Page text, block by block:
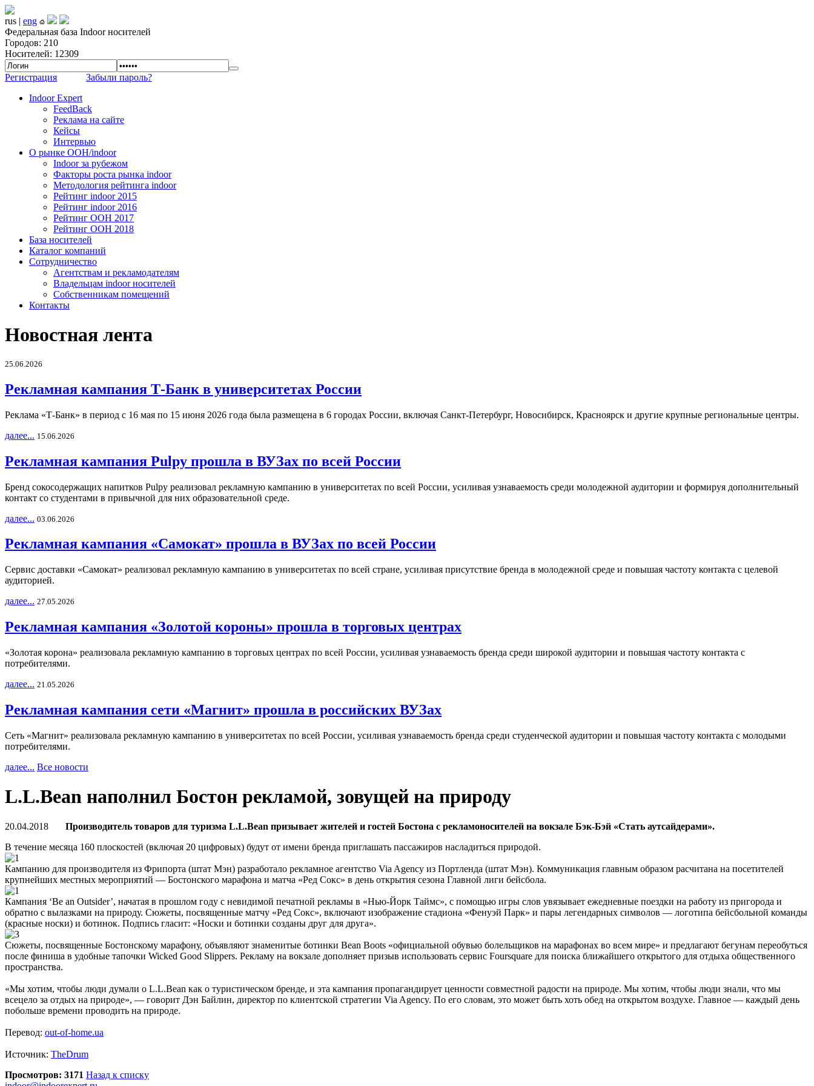
rus | eng
Федеральная база Indoor носителей
Городов: 210
Носителей: 12309
Регистрация
Забыли пароль?
Indoor Expert
FeedBack
Реклама на сайте
Кейсы
Интервью
О рынке OOH/indoor
Indoor за рубежом
Факторы роста рынка indoor
Методология рейтинга indoor
Рейтинг indoor 2015
Рейтинг indoor 2016
Рейтинг OOH 2017
Рейтинг OOH 2018
База носителей
Каталог компаний
Сотрудничество
Агентствам и рекламодателям
Владельцам indoor носителей
Собственникам помещений
Контакты
Новостная лента
25.06.2026
Рекламная кампания Т-Банк в университетах России
Реклама «Т-Банк» в период с 16 мая по 15 июня 2026 года была размещена в 6 городах России, включая Санкт-Петербург, Новосибирск, Красноярск и другие крупные региональные центры.
далее... 15.06.2026
Рекламная кампания Pulpy прошла в ВУЗах по всей России
Бренд сокосодержащих напитков Pulpy реализовал рекламную кампанию в университетах по всей России, усиливая узнаваемость среди молодежной аудитории и формируя дополнительный
контакт со студентами в привычной для них образовательной среде.
далее... 03.06.2026
Рекламная кампания «Самокат» прошла в ВУЗах по всей России
Сервис доставки «Самокат» реализовал рекламную кампанию в университетах по всей стране, усиливая присутствие бренда в молодежной среде и повышая частоту контакта с целевой
аудиторией.
далее... 27.05.2026
Рекламная кампания «Золотой короны» прошла в торговых центрах
«Золотая корона» реализовала рекламную кампанию в торговых центрах по всей России, усиливая узнаваемость бренда среди широкой аудитории и повышая частоту контакта с
потребителями.
далее... 21.05.2026
Рекламная кампания сети «Магнит» прошла в российских ВУЗах
Сеть «Магнит» реализовала рекламную кампанию в университетах по всей России, усиливая узнаваемость бренда среди студенческой аудитории и повышая частоту контакта с молодыми
потребителями.
далее... Все новости
L.L.Bean наполнил Бостон рекламой, зовущей на природу
20.04.2018
Производитель товаров для туризма L.L.Bean призывает жителей и гостей Бостона с рекламоносителей на вокзале Бэк-Бэй «Стать аутсайдерами».
В течение месяца 160 плоскостей (включая 20 цифровых) будут от имени бренда приглашать пассажиров насладиться природой.
Кампанию для производителя из Фрипорта (штат Мэн) разработало рекламное агентство Via Agency из Портленда (штат Мэн). Коммуникация главным образом расчитана на посетителей
крупнейших местных мероприятий — Бостонского марафона и матча «Ред Сокс» в день открытия сезона Главной лиги бейсбола.
Кампания ‘Be an Outsider’, начатая в прошлом году с невидимой печатной рекламы в «Нью-Йорк Таймс», с помощью игры слов увязывает ежедневные поездки на работу из пригорода и
обратно с вылазками на природу. Сюжеты, посвященные матчу «Ред Сокс», включают изображение стадиона «Фенуэй Парк» и пары легендарных символов — логотипа бейсбольной команды
(красные носки) и ботинок. Подпись гласит: «Носки и ботинки созданы друг для друга».
Сюжеты, посвященные Бостонскому марафону, объявляют знаменитые ботинки Bean Boots «официальной обувью болельщиков на марафонах во всем мире» и предлагают бегунам переобуться
после финиша в удобные тапочки Wicked Good Slippers. Рекламу на вокзале дополняет призыв использовать сервис Foursquare для поиска ближайшего открытого для отдыха общественного
пространства.
«Мы хотим, чтобы люди думали о L.L.Bean как о туристическом бренде, и эта кампания пропагандирует ценности совместной радости на природе. Мы хотим, чтобы люди знали, что мы
всецело за отдых на природе», — говорит Дэн Байлин, директор по клиентской стратегии Via Agency. По его словам, это может быть хоть обед на открытом воздухе. Главное — каждый день
побольше времени проводить на природе.
Перевод: out-of-home.ua
Источник: TheDrum
Просмотров: 3171 Назад к списку